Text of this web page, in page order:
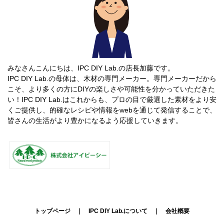
みなさんこんにちは、IPC DIY Lab.の店長加藤です。
IPC DIY Lab.の母体は、木材の専門メーカー。専門メーカーだから
こそ、より多くの方にDIYの楽しさや可能性を分かっていただきた
い！IPC DIY Lab.はこれからも、プロの目で厳選した素材をより安
くご提供し、的確なレシピや情報をwebを通じて発信することで、
皆さんの生活がより豊かになるよう応援していきます。
トップページ IPC DIY Lab.について 会社概要